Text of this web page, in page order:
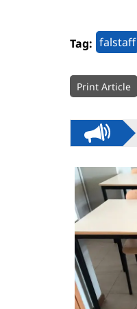
Tag: falstaff
Print Article